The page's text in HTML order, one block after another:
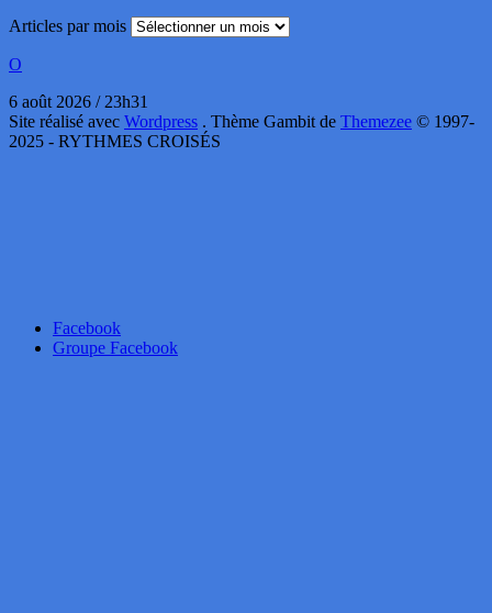
Articles par mois
O
6 août 2026 / 23h31
Site réalisé avec Wordpress . Thème Gambit de Themezee © 1997-
2025 - RYTHMES CROISÉS
Facebook
Groupe Facebook